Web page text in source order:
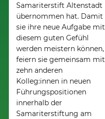
Samariterstift Altenstadt
übernommen hat. Damit
sie ihre neue Aufgabe mit
diesem guten Gefühl
werden meistern können,
feiern sie gemeinsam mit
zehn anderen
Kolleg:innen in neuen
Führungspositionen
innerhalb der
Samariterstiftung am